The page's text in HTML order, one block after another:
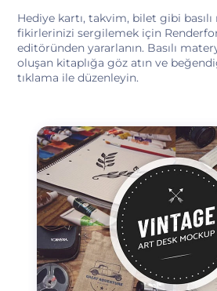
Hediye kartı, takvim, bilet gibi
fikirlerinizi sergilemek için
editöründen yararlanın. Basılı
oluşan kitaplığa göz atın ve
tıklama ile düzenleyin.